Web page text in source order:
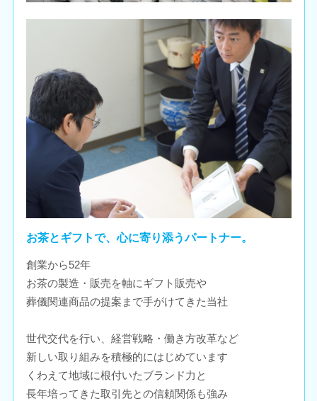
お茶とギフトで、心に寄り添うパートナー。
創業から52年
お茶の製造・販売を軸にギフト販売や
葬儀関連商品の提案まで手がけてきた当社
世代交代を行い、経営戦略・働き方改革など
新しい取り組みを積極的にはじめています
くわえて地域に根付いたブランド力と
長年培ってきた取引先との信頼関係も強み